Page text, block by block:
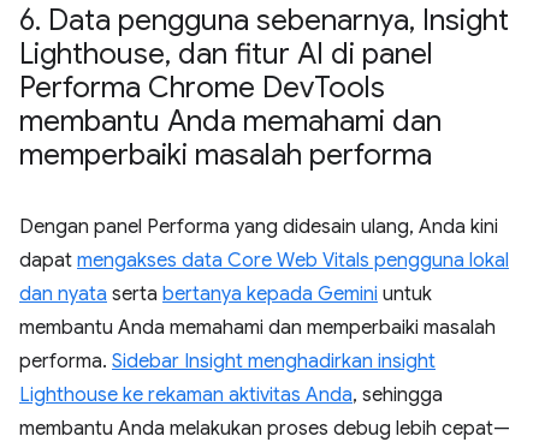
6. Data pengguna sebenarnya, Insight
Lighthouse, dan fitur AI di panel
Performa Chrome DevTools
membantu Anda memahami dan
memperbaiki masalah performa
Dengan panel Performa yang didesain ulang, Anda kini
dapat mengakses data Core Web Vitals pengguna lokal
dan nyata serta bertanya kepada Gemini untuk
membantu Anda memahami dan memperbaiki masalah
performa. Sidebar Insight menghadirkan insight
Lighthouse ke rekaman aktivitas Anda, sehingga
membantu Anda melakukan proses debug lebih cepat—